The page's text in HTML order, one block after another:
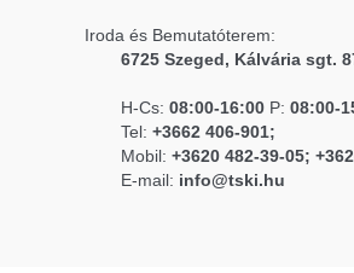
Iroda és Bemutatóterem:
6725 Szeged, Kálvária sgt.
H-Cs: 08:00-16:00 P: 08:00-
Tel: +3662 406-901;
Mobil: +3620 482-39-05;
E-mail: info@tski.hu